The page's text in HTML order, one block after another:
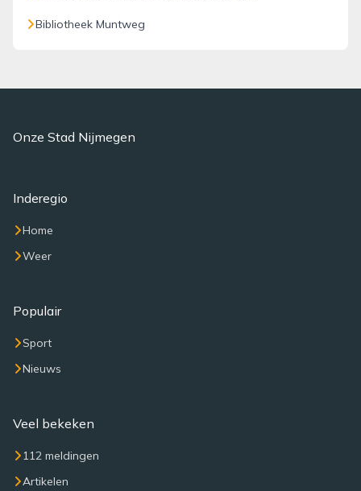
Bibliotheek Muntweg
Onze Stad Nijmegen
Inderegio
Home
Weer
Populair
Sport
Nieuws
Veel bekeken
112 meldingen
Artikelen